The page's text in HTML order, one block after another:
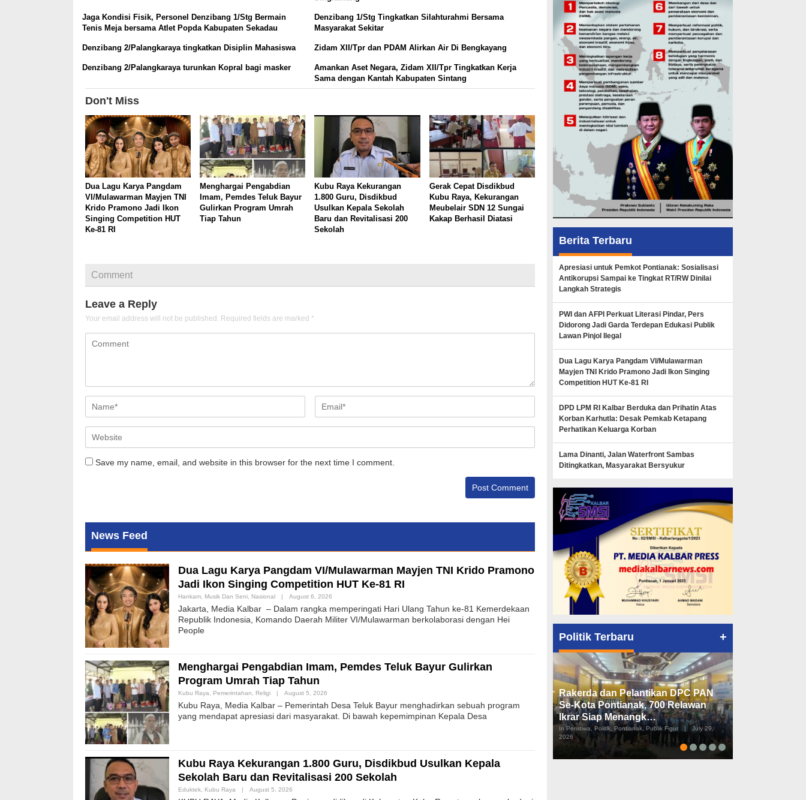
Jaga Kondisi Fisik, Personel Denzibang 1/Stg Bermain
Tenis Meja bersama Atlet Popda Kabupaten Sekadau
Denzibang 1/Stg Tingkatkan Silahturahmi Bersama
Masyarakat Sekitar
Denzibang 2/Palangkaraya tingkatkan Disiplin Mahasiswa Zidam XII/Tpr dan PDAM Alirkan Air Di Bengkayang
Denzibang 2/Palangkaraya turunkan Kopral bagi masker
Amankan Aset Negara, Zidam XII/Tpr Tingkatkan Kerja
Sama dengan Kantah Kabupaten Sintang
Don't Miss
Dua Lagu Karya Pangdam
VI/Mulawarman Mayjen TNI
Krido Pramono Jadi Ikon
Singing Competition HUT
Ke-81 RI
Menghargai Pengabdian
Imam, Pemdes Teluk Bayur
Gulirkan Program Umrah
Tiap Tahun
Kubu Raya Kekurangan
1.800 Guru, Disdikbud
Usulkan Kepala Sekolah
Baru dan Revitalisasi 200
Sekolah
Gerak Cepat Disdikbud
Kubu Raya, Kekurangan
Meubelair SDN 12 Sungai
Kakap Berhasil Diatasi
Comment
Leave a Reply
Your email address will not be published. Required fields are marked *
Save my name, email, and website in this browser for the next time I comment.
News Feed
Dua Lagu Karya Pangdam VI/Mulawarman Mayjen TNI Krido Pramono
Jadi Ikon Singing Competition HUT Ke-81 RI
Hankam Musik Dan Seni Nasional | August 6, 2026
Jakarta, Media Kalbar – Dalam rangka memperingati Hari Ulang Tahun ke-81 Kemerdekaan
Republik Indonesia, Komando Daerah Militer VI/Mulawarman berkolaborasi dengan Hei
People
Menghargai Pengabdian Imam, Pemdes Teluk Bayur Gulirkan
Program Umrah Tiap Tahun
Kubu Raya Pemerintahan Religi | August 5, 2026
Kubu Raya, Media Kalbar – Pemerintah Desa Teluk Bayur menghadirkan sebuah program
yang mendapat apresiasi dari masyarakat. Di bawah kepemimpinan Kepala Desa
Kubu Raya Kekurangan 1.800 Guru, Disdikbud Usulkan Kepala
Sekolah Baru dan Revitalisasi 200 Sekolah
Eduktek Kubu Raya | August 5, 2026
Berita Terbaru
Apresiasi untuk Pemkot Pontianak: Sosialisasi
Antikorupsi Sampai ke Tingkat RT/RW Dinilai
Langkah Strategis
PWI dan AFPI Perkuat Literasi Pindar, Pers
Didorong Jadi Garda Terdepan Edukasi Publik
Lawan Pinjol Ilegal
Dua Lagu Karya Pangdam VI/Mulawarman
Mayjen TNI Krido Pramono Jadi Ikon Singing
Competition HUT Ke-81 RI
DPD LPM RI Kalbar Berduka dan Prihatin Atas
Korban Karhutla: Desak Pemkab Ketapang
Perhatikan Keluarga Korban
Lama Dinanti, Jalan Waterfront Sambas
Ditingkatkan, Masyarakat Bersyukur
Politik Terbaru +
Rakerda dan Pelantikan DPC PAN
Se-Kota Pontianak, 700 Relawan
Ikrar Siap Menangk…
In Peristiwa, Politik, Pontianak, Publik Figur |
July 29,
2026